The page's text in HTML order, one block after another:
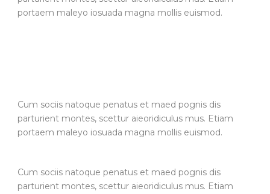
portaem maleyo iosuada magna mollis euismod.
Cum sociis natoque penatus et maed pognis dis
parturient montes, scettur aieoridiculus mus. Etiam
portaem maleyo iosuada magna mollis euismod.
Cum sociis natoque penatus et maed pognis dis
parturient montes, scettur aieoridiculus mus. Etiam